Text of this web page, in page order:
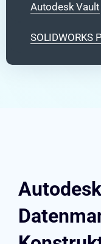
Autodesk Vault
SOLIDWORKS